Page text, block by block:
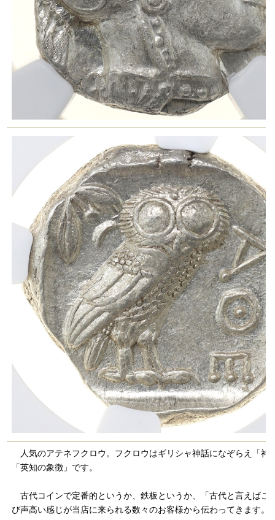
人気のアテネフクロウ。フクロウはギリシャ神話になぞらえ「神
「英知の象徴」です。
古代コインで定番的というか、鉄板というか、「古代と言えばこ
び声高い感じが当店に来られる数々のお客様から伝わってきます。